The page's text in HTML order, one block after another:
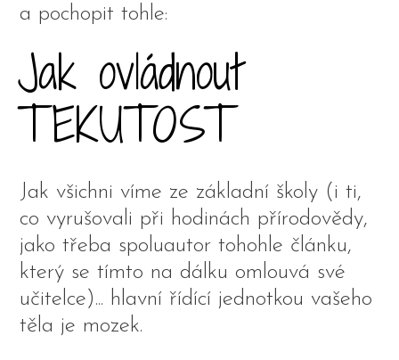
a pochopit tohle:
Jak ovládnout
TEKUTOST
Jak všichni víme ze základní školy (i ti,
co vyrušovali při hodinách přírodovědy,
jako třeba spoluautor tohohle článku,
který se tímto na dálku omlouvá své
učitelce)... hlavní řídící jednotkou vašeho
těla je mozek.